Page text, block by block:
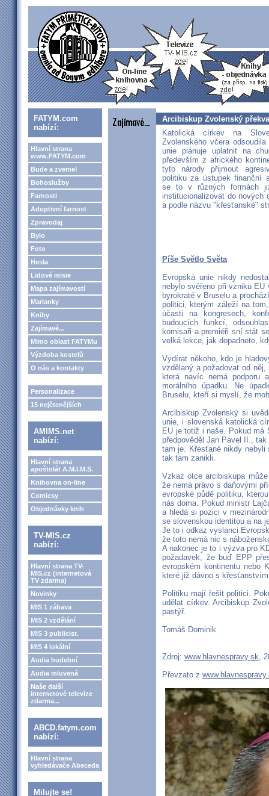
FATYM.com
nabízí:
Hlavní strana
www.FATYM.com
Bude a zveme!
Bohoslužby
Farnosti
Adoptivní farnost
Zpravodaj
Bylo
Foto
Hesla
Lidové misie
Mapa zajímavostí
Marianky
Knihy
Zajímavé...
Mimo oblast FATYMu
Výzdoba kostelů
O nás a kontakty
Personalizace
15 nejčtenějších
AMIMS.net
nabízí:
Hlavní strana
apoštolát A.M.I.M.S.
Knihovna on-line
Comicsy
Objednávky knih
TV-MIS.cz
nabízí:
Hlavní strana TV-
MIS.cz (internetová
TV zdarma)
Novinky
MIS 1 zábava
MIS 2 vzdělání
MIS 3 publicist.
MIS 4 lokální
Audia hudební
Audia mluvená
Naše další
internetové televize
zdarma...
ABCD.fatym.com
nabízí:
Hlavní strana
vyhledávače Abeceda
Milujte se!
Arcibiskup Zvolenský
Katolická církev na
Zvolenského včera
unie plánuje uplatnit na
především z afrického
tyto národy přijmout
politiku za ústupek finanční
se to v různých formách
institucionalizovat do nových
a podle názvu "křesťanské"
Píše Světlo Světa
Evropská unie nikdy
nebylo svěřeno při vzniku
byrokraté v Bruselu a
politici, kterým záleží na
účasti na kongresech,
budoucích funkcí,
komisaři a premiéři sní stát
velká lekce, jak dopadnete,
Vydírat někoho, kdo je
vzdělaný a požadovat od
která navíc nemá podporu
morálního úpadku. Ne
Bruselu, kteří si myslí, že
Arcibiskup Zvolenský si
unie, i slovenská katolická
EU je totiž i naše. Pokud má
předpověděl Jan Pavel II.,
tam je. Křesťané nikdy
tak tam zanikli.
Vzkaz otce arcibiskupa
že nemá právo s daňovými
evropské půdě politiku,
nás doma. Pokud ministr
a hledá si pozici v
se slovenskou identitou a na
Je to i odkaz vyslanci
že toto nemá nic s
A nakonec je to i výzva pro
požadavek, že buď EPP
evropském kontinentu nebo
které již dávno s
Politiku mají řešit politici.
udělat církev. Arcibiskup
pastýř.
Tomáš Dominik
Zdroj: www.hlavnespravy.sk,
Převzato z